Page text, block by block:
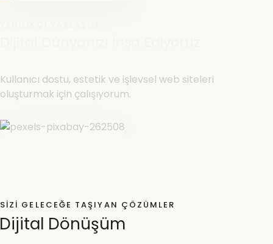
Kullanıcı dostu, estetik ve işlevsel web siteleri
oluşturmak için çalışıyorum.
SIZI GELECEĞE TAŞIYAN ÇÖZÜMLER
Dijital Dönüşüm